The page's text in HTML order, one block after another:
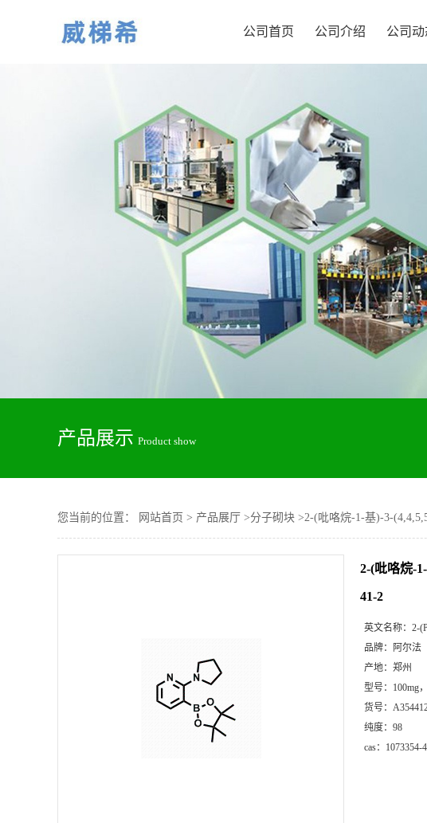
公司首页 公司介绍 公司
产品展示 Product show
您当前的位置： 网站首页 > 产品展厅 >分子砌块 >2-(吡咯烷-1-基)-3-
2-(吡咯烷-
41-2
英文名称： 2-
品牌：
阿尔法
产地： 郑州
型号： 100mg
货号：
纯度： 98
cas： 1073354-